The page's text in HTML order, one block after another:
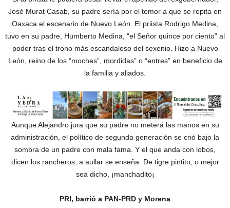
José Murat Casab, su padre sería por el temor a que se repita en
Oaxaca el escenario de Nuevo León. El priista Rodrigo Medina,
tuvo en su padre, Humberto Medina, “el Señor quince por ciento” al
poder tras el trono más escandaloso del sexenio. Hizo a Nuevo
León, reino de los “moches”, mordidas” o “entres” en beneficio de
la familia y aliados.
Aunque Alejandro jura que su padre no meterá las manos en su
administración, el político de segunda generación se crió bajo la
sombra de un padre con mala fama. Y el que anda con lobos,
dicen los rancheros, a aullar se enseña. De tigre pintito; o mejor
sea dicho, ¡manchadito¡
PRI, barrió a PAN-PRD y Morena